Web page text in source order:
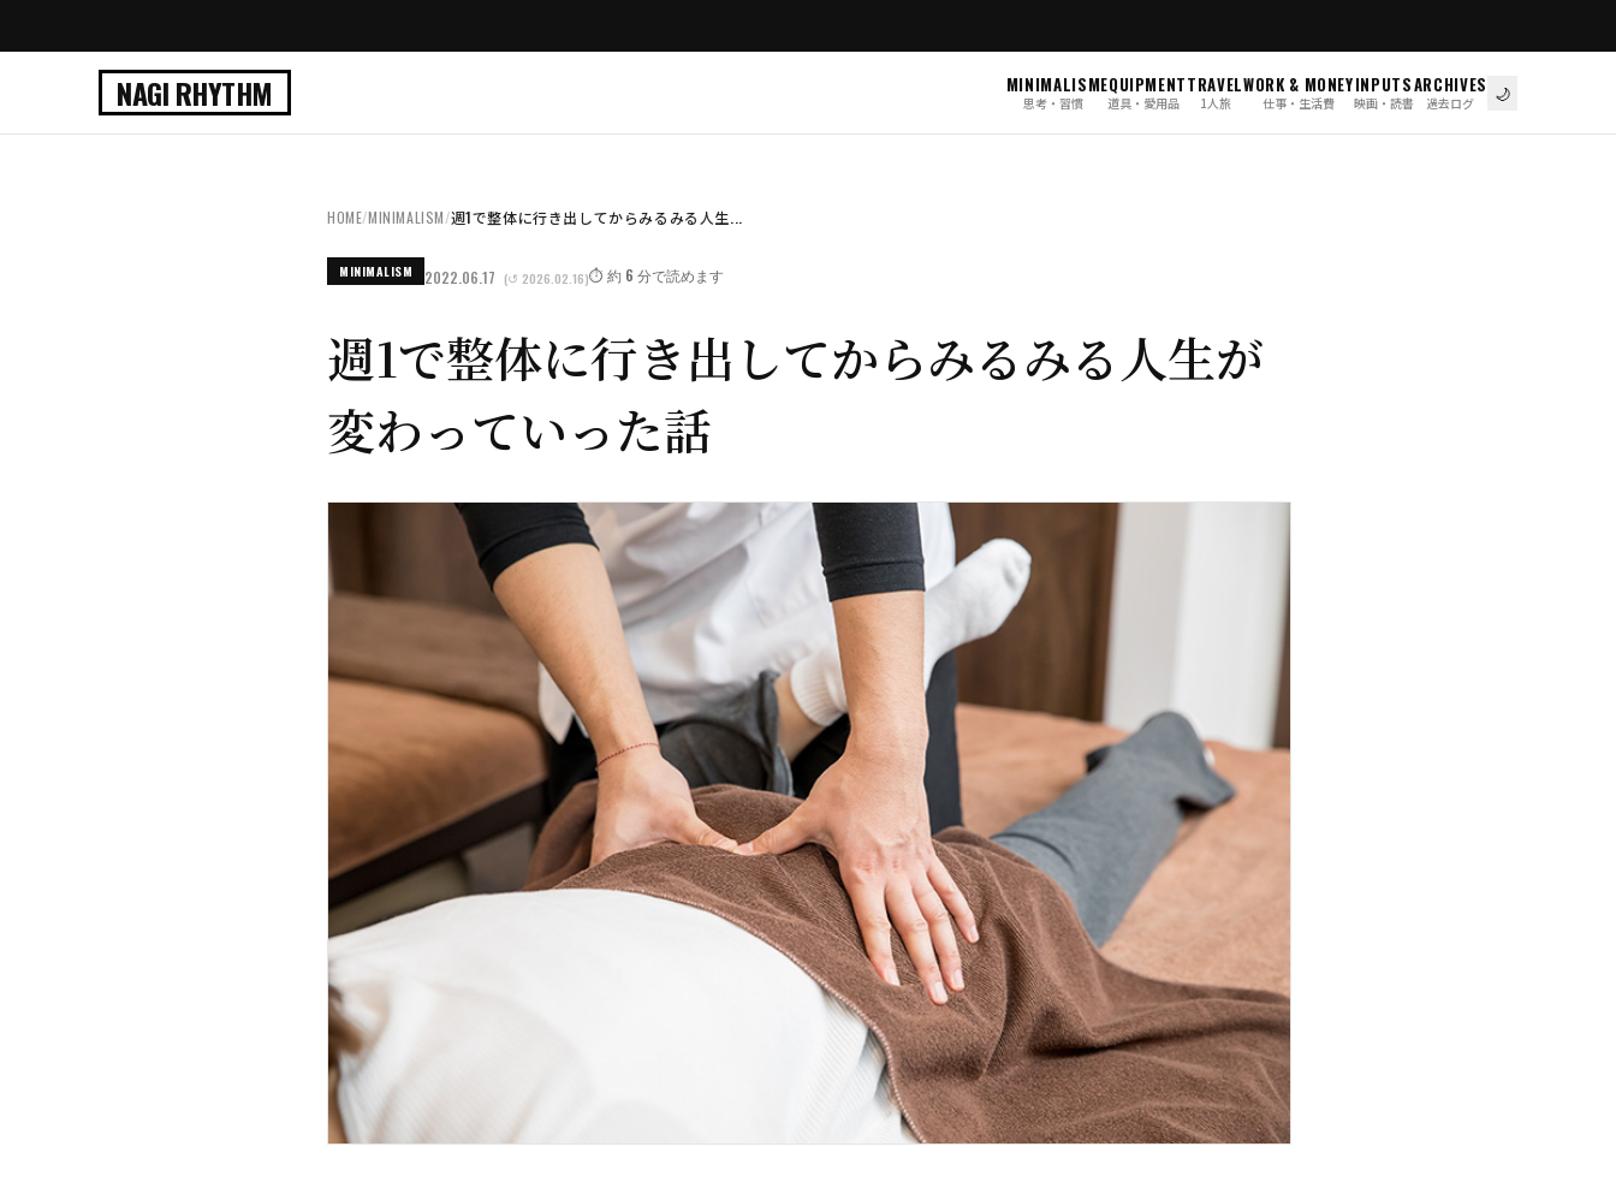
NAGI RHYTHM MINIMALISM
思考・習慣
EQUIPMENT
道具・愛用品
TRAVEL
1人旅
WORK & MONEY
仕事・生活費
INPUTS
映画・読書
ARCHIVES
過去ログ 🌙
HOME/MINIMALISM/週1で整体に行き出してからみるみる人生...
MINIMALISM 2022.06.17 (↺ 2026.02.16)⏱️ 約 6 分で読めます
週1で整体に行き出してからみるみる人生が
変わっていった話